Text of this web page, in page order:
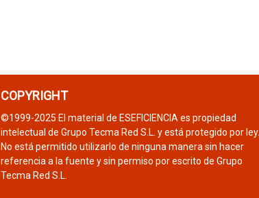
COPYRIGHT
©1999-2025 El material de ESEFICIENCIA es propiedad
intelectual de Grupo Tecma Red S.L. y está protegido por ley.
No está permitido utilizarlo de ninguna manera sin hacer
referencia a la fuente y sin permiso por escrito de Grupo
Tecma Red S.L.